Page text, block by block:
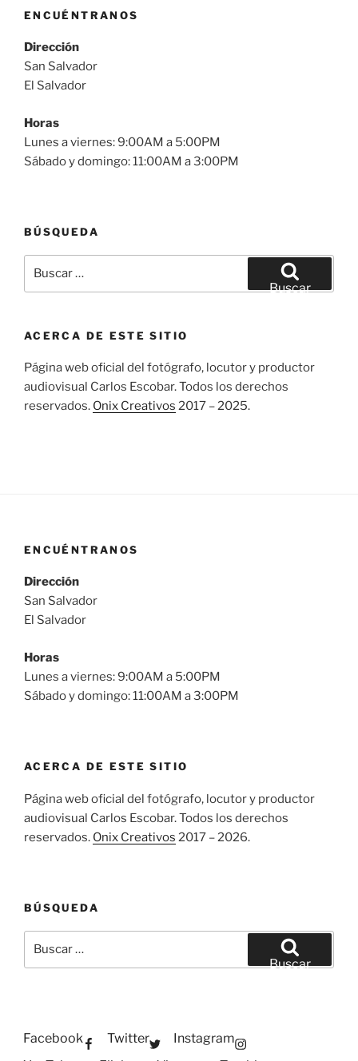
ENCUÉNTRANOS
Dirección
San Salvador
El Salvador
Horas
Lunes a viernes: 9:00AM a 5:00PM
Sábado y domingo: 11:00AM a 3:00PM
BÚSQUEDA
por:
Buscar
ACERCA DE ESTE SITIO
Página web oficial del fotógrafo, locutor y productor
audiovisual Carlos Escobar. Todos los derechos
reservados. Onix Creativos 2017 – 2025.
ENCUÉNTRANOS
Dirección
San Salvador
El Salvador
Horas
Lunes a viernes: 9:00AM a 5:00PM
Sábado y domingo: 11:00AM a 3:00PM
ACERCA DE ESTE SITIO
Página web oficial del fotógrafo, locutor y productor
audiovisual Carlos Escobar. Todos los derechos
reservados. Onix Creativos 2017 – 2026.
BÚSQUEDA
por:
Buscar
Facebook Twitter
Instagram